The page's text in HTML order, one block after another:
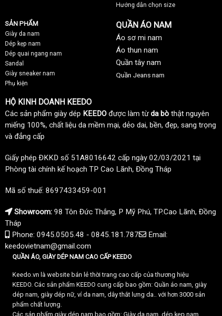
Hướng dẫn chọn size
SẢN PHẨM
Giày da nam
Dép kẹp nam
Dép quai ngang nam
Sandal
Giày sneaker nam
Phụ kiện
QUẦN ÁO NAM
Áo sơ mi nam
Áo thun nam
Quần tây nam
Quần Jeans nam
HỘ KINH DOANH KEEDO
Các sản phẩm giày dép KEEDO được làm từda bò thật nguyên
miếng 100%, chất liệu da mềm mại, dẻo dai, bền, đẹp, sang trọng
và đẳng cấp
Giấy phép ĐKKD số 51A8016642 cấp ngày 02/03/2021 tại
Phòng tài chính kế hoạch TP Cao Lãnh, Đồng Tháp
Mã số thuế: 8697433459-001
Showroom: 98 Tôn Đức Thắng, P Mỹ Phú, TP.Cao Lãnh, Đồng
Tháp
Phone: 0945.0505.48 - 0845.181.787
Email:
keedovietnam@gmail.com
QUẦN ÁO, GIÀY DÉP NAM CAO CẤP KEEDO
Keedo.vn là website bán lẻ thời trang cao cấp của thương hiệu
KEEDO. Các sản phẩm KEEDO cung cấp bao gồm: Quần áo nam, giày
dép nam, giày dép nữ, ví da nam, dây thắt lưng da.. với hơn 3000 sản
phẩm chất lượng.
Các sản phẩm giày dép nam bao gồm: Giày da nam, dép kẹp nam,